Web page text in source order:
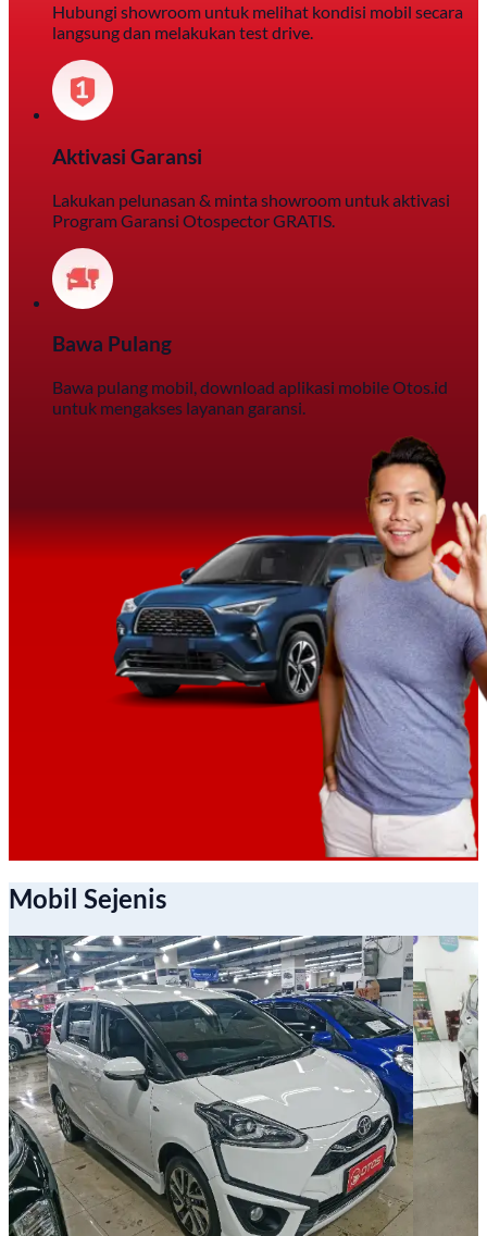
Hubungi showroom untuk melihat kondisi mobil secara
langsung dan melakukan test drive.
Aktivasi Garansi
Lakukan pelunasan & minta showroom untuk aktivasi
Program Garansi Otospector GRATIS.
Bawa Pulang
Bawa pulang mobil, download aplikasi mobile Otos.id
untuk mengakses layanan garansi.
Mobil Sejenis